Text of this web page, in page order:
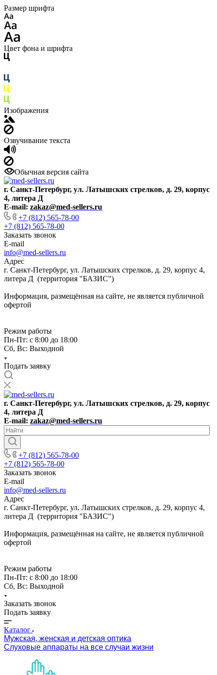
Размер шрифта
Цвет фона и шрифта
Изображения
Озвучивание текста
Обычная версия сайта
г. Санкт-Петербург, ул. Латышских стрелков, д. 29, корпус
4, литера Д
E-mail: zakaz@med-sellers.ru
+7 (812) 565-78-00
+7 (812) 565-78-00
Заказать звонок
E-mail
info@med-sellers.ru
Адрес
г. Санкт-Петербург, ул. Латышских стрелков, д. 29, корпус 4,
литера Д (территория "БАЗИС")
Информация, размещённая на сайте, не является публичной
офертой
Режим работы
Пн-Пт: с 8:00 до 18:00
Сб, Вс: Выходной
Подать заявку
г. Санкт-Петербург, ул. Латышских стрелков, д. 29, корпус
4, литера Д
E-mail: zakaz@med-sellers.ru
+7 (812) 565-78-00
+7 (812) 565-78-00
Заказать звонок
E-mail
info@med-sellers.ru
Адрес
г. Санкт-Петербург, ул. Латышских стрелков, д. 29, корпус 4,
литера Д (территория "БАЗИС")
Информация, размещённая на сайте, не является публичной
офертой
Режим работы
Пн-Пт: с 8:00 до 18:00
Сб, Вс: Выходной
Заказать звонок
Подать заявку
Каталог
Мужская, женская и детская оптика
Слуховые аппараты на все случаи жизни